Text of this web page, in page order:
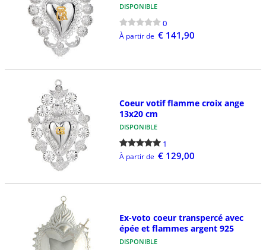
DISPONIBLE
0
À partir de € 141,90
Coeur votif flamme croix ange
13x20 cm
DISPONIBLE
1
À partir de € 129,00
Ex-voto coeur transpercé avec
épée et flammes argent 925
DISPONIBLE